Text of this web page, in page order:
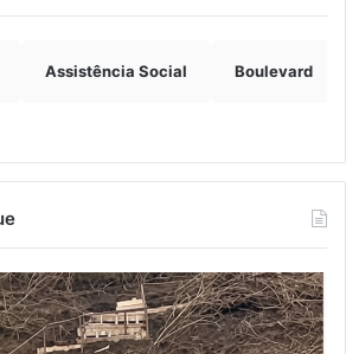
Assistência Social Boulevard